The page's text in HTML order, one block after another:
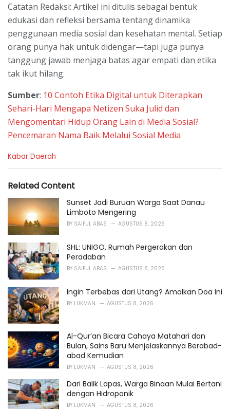
Catatan Redaksi: Artikel ini ditulis sebagai bentuk
edukasi dan refleksi bersama tentang dinamika
penggunaan media sosial dan kesehatan mental. Setiap
orang punya hak untuk didengar—tapi juga punya
tanggung jawab menjaga batas agar empati dan etika
tak ikut hilang.
Sumber: 10 Contoh Etika Digital untuk Diterapkan
Sehari-Hari Mengapa Netizen Suka Julid dan
Mengomentari Hidup Orang Lain di Media Sosial?
Pencemaran Nama Baik Melalui Sosial Media
C
e
o
r
i
e
:
Kabar Daerah
Related Content
Sunset Jadi Buruan Warga Saat Danau
Limboto Mengering
BY SAIFUL ABAS AGUSTUS 8, 2026
SHL: UNIGO, Rumah Pergerakan dan
Peradaban
BY SAIFUL ABAS AGUSTUS 8, 2026
Ingin Terbebas dari Utang? Amalkan Doa Ini
BY LUKMAN AGUSTUS 8, 2026
Al-Qur’an Bicara Cahaya Matahari dan
Bulan, Sains Baru Menjelaskannya Berabad-
abad Kemudian
BY LUKMAN AGUSTUS 8, 2026
Dari Balik Lapas, Warga Binaan Mulai Bertani
dengan Hidroponik
BY LUKMAN AGUSTUS 8, 2026